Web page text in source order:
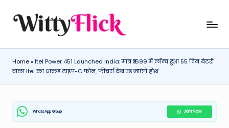
W
it
ty
Fl
ic
k:
WittyFlick:
Tech
News
Around
Home»Itel Power 451 Launched India: मात्र ₹1699 में लॉन्च हुआ 55 दिन बैटरी
वाला Itel का धाकड़ टाइप-C फोन, फीचर्स देख उड़ जाएंगे होश
WhatsApp Group Join Now